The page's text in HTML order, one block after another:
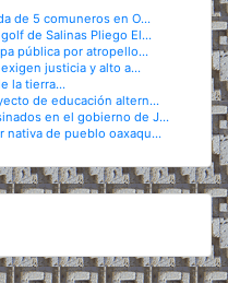
de 5 comuneros en O...
de Salinas Pliego El...
pública por atropello...
justicia y alto a...
la tierra...
de educación altern...
en el gobierno de J...
nativa de pueblo oaxaqu...